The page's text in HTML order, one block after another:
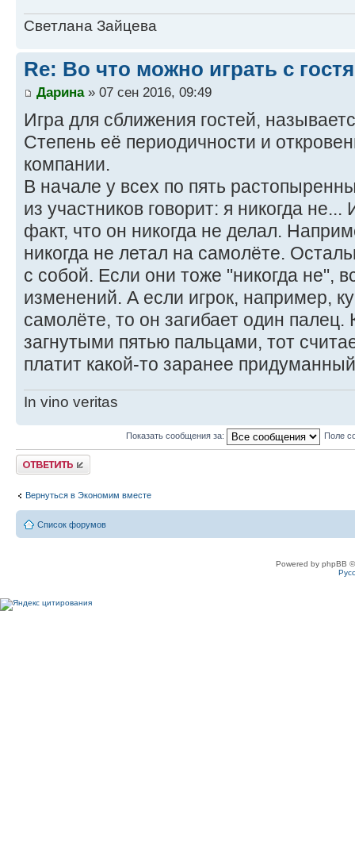
Светлана Зайцева
Re: Во что можно играть с
Дарина» 07 сен 2016, 09:49
Игра для сближения гостей,
Степень её периодичности и
компании.
В начале у всех по пять
из участников говорит: я никогда не...
факт, что он никогда не делал.
никогда не летал на самолёте.
с собой. Если они тоже "никогда не",
изменений. А если игрок, например,
самолёте, то он загибает один палец.
загнутыми пятью пальцами, тот
платит какой-то заранее
In vino veritas
Показать сообщения за: Поле
Ответить
Вернуться в Экономим вместе
Список форумов
Powered by phpBB